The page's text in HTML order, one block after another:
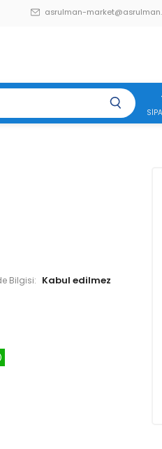
asrulman-
Bilgisi: